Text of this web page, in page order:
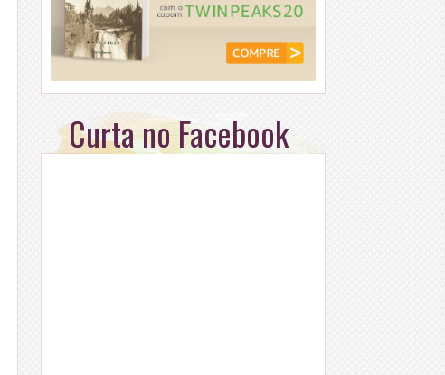
Curta no Facebook